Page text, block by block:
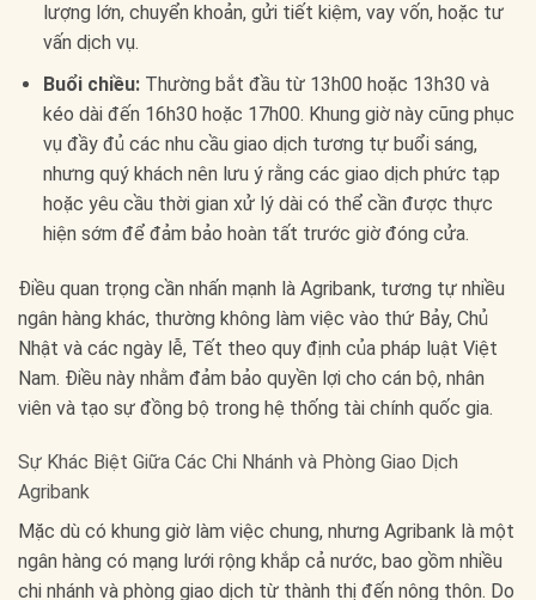
lượng lớn, chuyển khoản, gửi tiết kiệm, vay vốn, hoặc tư
vấn dịch vụ.
Buổi chiều:Thường bắt đầu từ 13h00 hoặc 13h30 và
kéo dài đến 16h30 hoặc 17h00. Khung giờ này cũng phục
vụ đầy đủ các nhu cầu giao dịch tương tự buổi sáng,
nhưng quý khách nên lưu ý rằng các giao dịch phức tạp
hoặc yêu cầu thời gian xử lý dài có thể cần được thực
hiện sớm để đảm bảo hoàn tất trước giờ đóng cửa.
Điều quan trọng cần nhấn mạnh là Agribank, tương tự nhiều
ngân hàng khác, thường không làm việc vào thứ Bảy, Chủ
Nhật và các ngày lễ, Tết theo quy định của pháp luật Việt
Nam. Điều này nhằm đảm bảo quyền lợi cho cán bộ, nhân
viên và tạo sự đồng bộ trong hệ thống tài chính quốc gia.
Sự Khác Biệt Giữa Các Chi Nhánh và Phòng Giao Dịch
Agribank
Mặc dù có khung giờ làm việc chung, nhưng Agribank là một
ngân hàng có mạng lưới rộng khắp cả nước, bao gồm nhiều
chi nhánh và phòng giao dịch từ thành thị đến nông thôn. Do